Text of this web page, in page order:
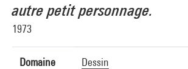
autre petit personnage.
1973
Domaine Dessin